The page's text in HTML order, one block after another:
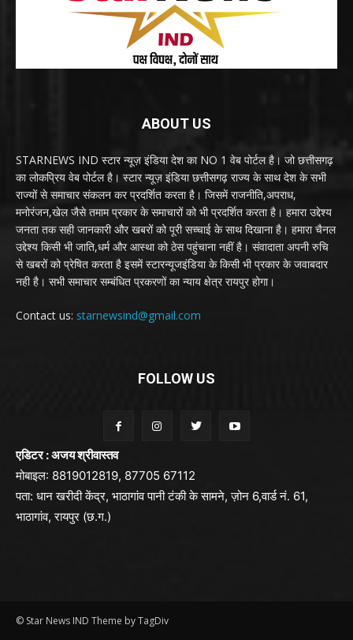
ABOUT US
STARNEWS IND स्टार न्यूज़ इंडिया देश का NO 1 वेब पोर्टल है। जो छत्तीसगढ़
का लोकप्रिय वेब पोर्टल है। स्टार न्यूज़ इंडिया छत्तीसगढ़ राज्य के साथ देश के सभी
राज्यों से समाचार संकलन कर प्रदर्शित करता है। जिसमें राजनीति,अपराध,
मनोरंजन,खेल जैसे तमाम प्रकार के समाचारों को भी प्रदर्शित करता है। हमारा उद्देश्य
जनता तक सही जानकारी और खबरों को पूरी सच्चाई के साथ दिखाना है। हमारा चैनल
उद्देश्य किसी भी जाति,धर्म और आस्था को ठेस पहुंचाना नहीं है। संवादाता अपनी रुचि
से खबरों को प्रेषित करता है इसमें स्टारन्यूजइंडिया के किसी भी प्रकार के जवाबदार
नही है। सभी समाचार सम्बंधित प्रकरणों का न्याय क्षेत्र रायपुर होगा।
Contact us: starnewsind@gmail.com
FOLLOW US
एडिटर : अजय श्रीवास्तव
मोबाइल: 8819012819, 87705 67112
पता: धान खरीदी केंद्र, भाठागांव पानी टंकी के सामने, ज़ोन 6,वार्ड नं. 61,
भाठागांव, रायपुर (छ.ग.)
© Star News IND Theme by TagDiv